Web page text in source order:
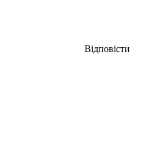
Відповісти